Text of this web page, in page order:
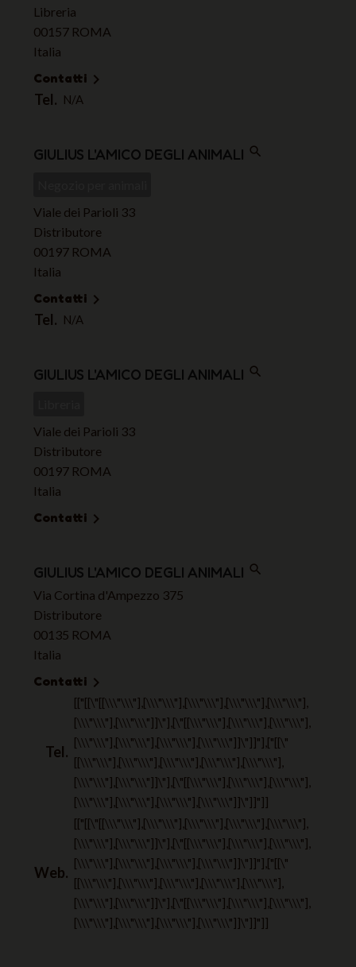
Libreria
00157 ROMA
Italia
Contatti 
Tel. N/A
GIULIUS L'AMICO DEGLI ANIMALI search
Viale dei Parioli 33
Distributore
00197 ROMA
Italia
Contatti 
Tel. N/A
GIULIUS L'AMICO DEGLI ANIMALI search
Viale dei Parioli 33
Distributore
00197 ROMA
Italia
Contatti 
GIULIUS L'AMICO DEGLI ANIMALI search
Via Cortina d'Ampezzo 375
Distributore
00135 ROMA
Italia
Contatti 
Tel.
[["[[\"[[\\\"\\\"],[\\\"\\\"],[\\\"\\\"],[\\\"\\\"],[\\\"\\\"],
[\\\"\\\"],[\\\"\\\"]]\"],[\"[[\\\"\\\"],[\\\"\\\"],[\\\"\\\"],
[\\\"\\\"],[\\\"\\\"],[\\\"\\\"],[\\\"\\\"]]\"]]"],["[[\"
[[\\\"\\\"],[\\\"\\\"],[\\\"\\\"],[\\\"\\\"],[\\\"\\\"],
[\\\"\\\"],[\\\"\\\"]]\"],[\"[[\\\"\\\"],[\\\"\\\"],[\\\"\\\"],
[\\\"\\\"],[\\\"\\\"],[\\\"\\\"],[\\\"\\\"]]\"]]"]]
Web.
[["[[\"[[\\\"\\\"],[\\\"\\\"],[\\\"\\\"],[\\\"\\\"],[\\\"\\\"],
[\\\"\\\"],[\\\"\\\"]]\"],[\"[[\\\"\\\"],[\\\"\\\"],[\\\"\\\"],
[\\\"\\\"],[\\\"\\\"],[\\\"\\\"],[\\\"\\\"]]\"]]"],["[[\"
[[\\\"\\\"],[\\\"\\\"],[\\\"\\\"],[\\\"\\\"],[\\\"\\\"],
[\\\"\\\"],[\\\"\\\"]]\"],[\"[[\\\"\\\"],[\\\"\\\"],[\\\"\\\"],
[\\\"\\\"],[\\\"\\\"],[\\\"\\\"],[\\\"\\\"]]\"]]"]]